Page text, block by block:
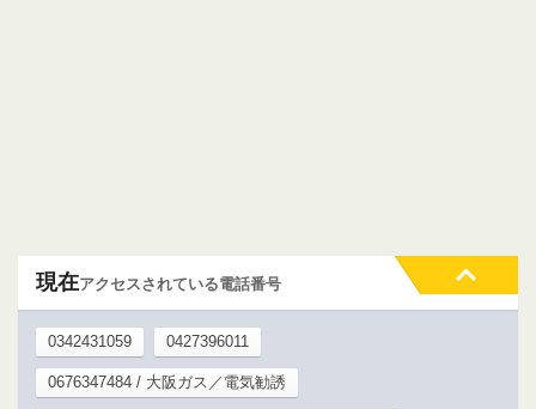
現在アクセスされている電話番号
0342431059 0427396011
0676347484 / 大阪ガス／電気勧誘